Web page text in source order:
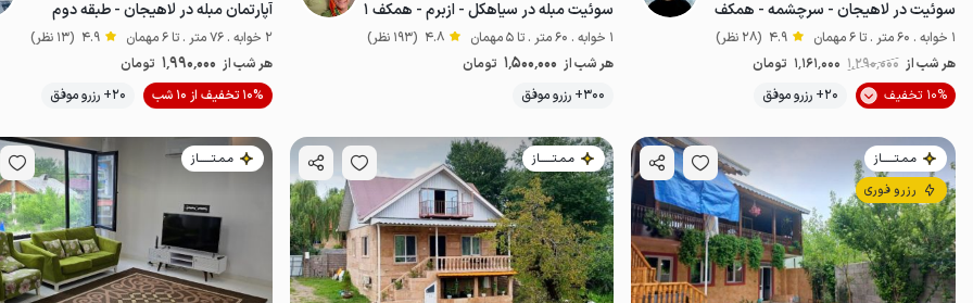
سوئیت در لاهیجان - سرچشمه - همکف
1 خوابه . 60 متر . تا 6 مهمان 4.9 (28 نظر)
هر شب از 1٬290٬000 1٬161٬000 تومان
10% تخفیف
20+ رزرو موفق اقتصادی موقعیت در نقشه
سوئیت مبله در سیاهکل - ازبرم - همکف ۱
1 خوابه . 60 متر . تا 5 مهمان 4.8 (193 نظر)
هر شب از 1٬500٬000 تومان
300+ رزرو موفق
اقتصادی
آپارتمان مبله در لاهیجان - طبقه دوم
2 خوابه . 76 متر . تا 6 مهمان 4.9 (13 نظر)
هر شب از 1٬990٬000 تومان
10% تخفیف از 10 شب
20+ رزرو موفق
مـمـتــــــاز
رزرو فوری
مـمـتــــــاز مـمـتــــــاز